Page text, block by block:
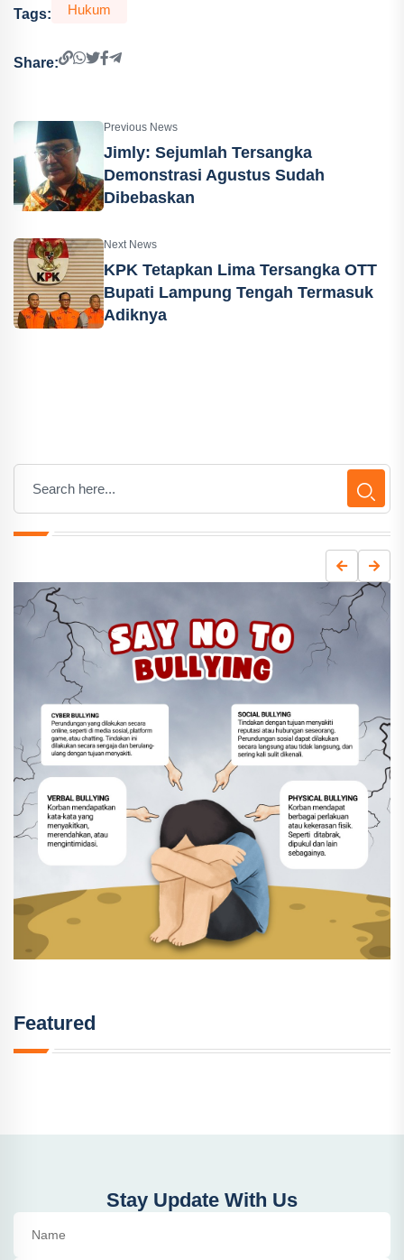
Tags: Hukum
Share:
Previous News
Jimly: Sejumlah Tersangka
Demonstrasi Agustus Sudah
Dibebaskan
Next News
KPK Tetapkan Lima Tersangka OTT
Bupati Lampung Tengah Termasuk
Adiknya
Featured
Stay Update With Us